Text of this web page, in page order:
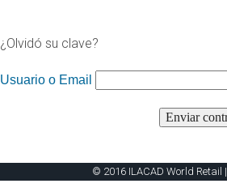
¿Olvidó su clave?
Usuario o Email
© 2016 ILACAD World Retail |